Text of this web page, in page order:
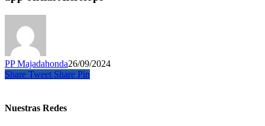
PP Majadahonda26/09/2024
Share Tweet Share Pin
Nuestras Redes